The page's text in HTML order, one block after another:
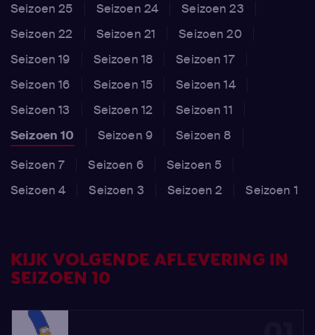
Seizoen 25
Seizoen 24
Seizoen 23
Seizoen 22
Seizoen 21
Seizoen 20
Seizoen 19
Seizoen 18
Seizoen 17
Seizoen 16
Seizoen 15
Seizoen 14
Seizoen 13
Seizoen 12
Seizoen 11
Seizoen 10
Seizoen 9
Seizoen 8
Seizoen 7
Seizoen 6
Seizoen 5
Seizoen 4
Seizoen 3 Seizoen 2 Seizoen 1
KIJK VOLGENDE AFLEVERING IN
SEIZOEN 10